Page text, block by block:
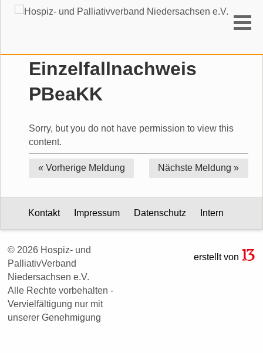
Suchen
Einzelfallnachweis
PBeaKK
Sorry, but you do not have permission to view this
content.
« Vorherige Meldung Nächste Meldung »
Kontakt Impressum Datenschutz Intern
© 2026 Hospiz- und
PalliativVerband
Niedersachsen e.V.
Alle Rechte vorbehalten -
Vervielfältigung nur mit
unserer Genehmigung
erstellt von